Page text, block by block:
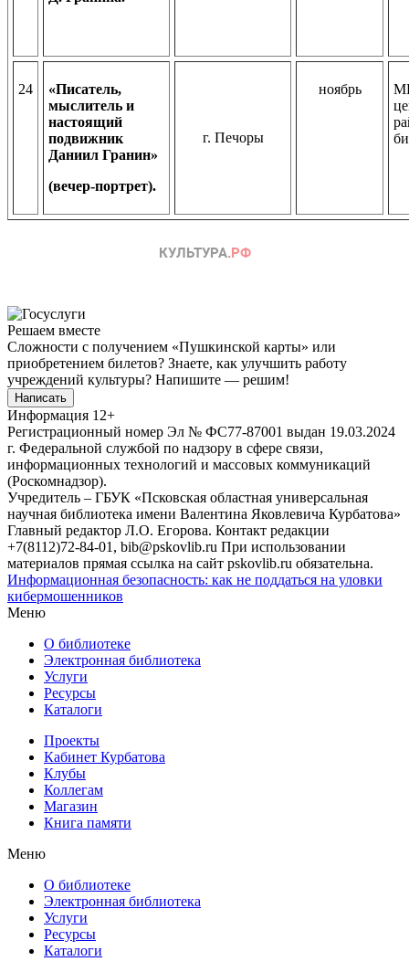
24
«Писатель,
мыслитель и
настоящий
подвижник
Даниил Гранин»
(вечер-портрет).
г. Печоры
ноябрь
Решаем вместе
Сложности с получением «Пушкинской карты» или
приобретением билетов? Знаете, как улучшить работу
учреждений культуры? Напишите — решим!
Написать
Информация 12+
Регистрационный номер Эл № ФС77-87001 выдан 19.03.2024
г. Федеральной службой по надзору в сфере связи,
информационных технологий и массовых коммуникаций
(Роскомнадзор).
Учредитель – ГБУК «Псковская областная универсальная
научная библиотека имени Валентина Яковлевича Курбатова»
Главный редактор Л.О. Егорова. Контакт редакции
+7(8112)72-84-01, bib@pskovlib.ru При использовании
материалов прямая ссылка на сайт pskovlib.ru обязательна.
Информационная безопасность: как не поддаться на уловки
кибермошенников
Меню
О библиотеке
Электронная библиотека
Услуги
Ресурсы
Каталоги
Проекты
Кабинет Курбатова
Клубы
Коллегам
Магазин
Книга памяти
Меню
О библиотеке
Электронная библиотека
Услуги
Ресурсы
Каталоги